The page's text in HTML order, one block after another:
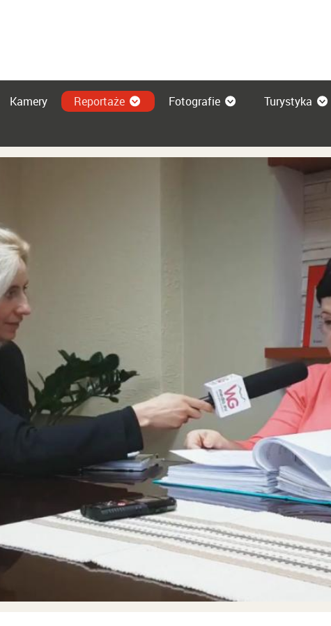
Kamery Reportaże Fotografie Turystyka